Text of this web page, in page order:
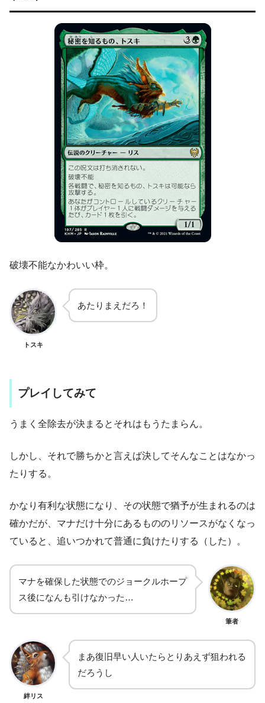
破壊不能なかわいい枠。
トスキ
あたりまえだろ！
プレイしてみて
うまく全除去が決まるとそれはもうたまらん。
しかし、それで勝ちかと言えば決してそんなことはなかっ
たりする。
かなり有利な状態になり、その状態で猶予が生まれるのは
確かだが、マナだけ十分にあるもののリソースがなくなっ
ていると、追いつかれて普通に負けたりする（した）。
マナを確保した状態でのジョークルホープ
ス後になんも引けなかった…
筆者
絆リス
まあ復旧早い人いたらとりあえず狙われる
だろうし